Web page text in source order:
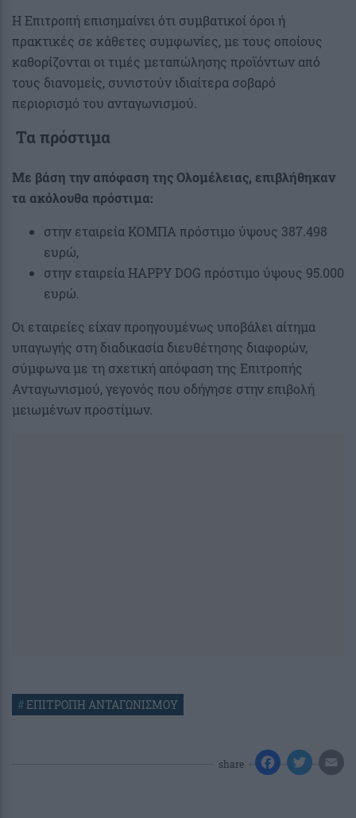
Η Επιτροπή επισημαίνει ότι συμβατικοί όροι ή
πρακτικές σε κάθετες συμφωνίες, με τους οποίους
καθορίζονται οι τιμές μεταπώλησης προϊόντων από
τους διανομείς, συνιστούν ιδιαίτερα σοβαρό
περιορισμό του ανταγωνισμού.
Τα πρόστιμα
Με βάση την απόφαση της Ολομέλειας, επιβλήθηκαν
τα ακόλουθα πρόστιμα:
στην εταιρεία ΚΟΜΠΑ πρόστιμο ύψους 387.498
ευρώ,
στην εταιρεία HAPPY DOG πρόστιμο ύψους 95.000
ευρώ.
Οι εταιρείες είχαν προηγουμένως υποβάλει αίτημα
υπαγωγής στη διαδικασία διευθέτησης διαφορών,
σύμφωνα με τη σχετική απόφαση της Επιτροπής
Ανταγωνισμού, γεγονός που οδήγησε στην επιβολή
μειωμένων προστίμων.
#ΕΠΙΤΡΟΠΗ ΑΝΤΑΓΩΝΙΣΜΟΥ
share